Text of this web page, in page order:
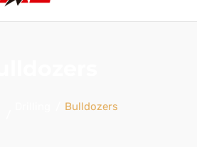
Bulldozers